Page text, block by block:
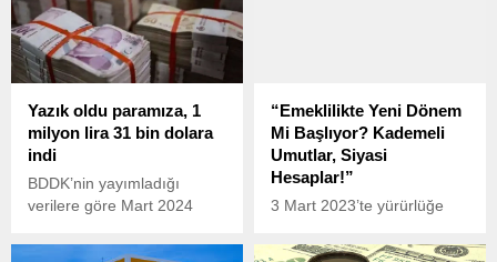
Yazık oldu paramıza, 1
milyon lira 31 bin dolara
indi
BDDK’nin yayımladığı
verilere göre Mart 2024
“1 milyon TL üzeri”
“Emeklilikte Yeni Dönem
Mi Başlıyor? Kademeli
Umutlar, Siyasi
Hesaplar!”
3 Mart 2023’te yürürlüğe
Eylül 1999 ve öncesinde işe